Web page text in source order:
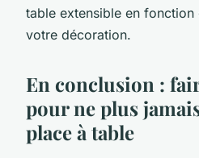
table extensible en
votre décoration.
En conclusion :
pour ne plus
place à table